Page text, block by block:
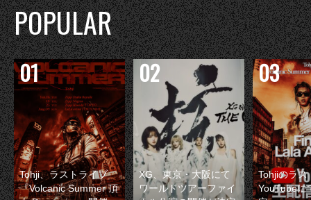
POPULAR
Tohji、ラストライブ
『Volcanic Summer 頂
XG、東京・大阪にて
ワールドツアーファイ
Tohjiのラス
YouTubeに